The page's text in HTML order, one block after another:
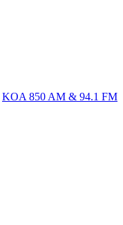
KOA 850 AM & 94.1 FM